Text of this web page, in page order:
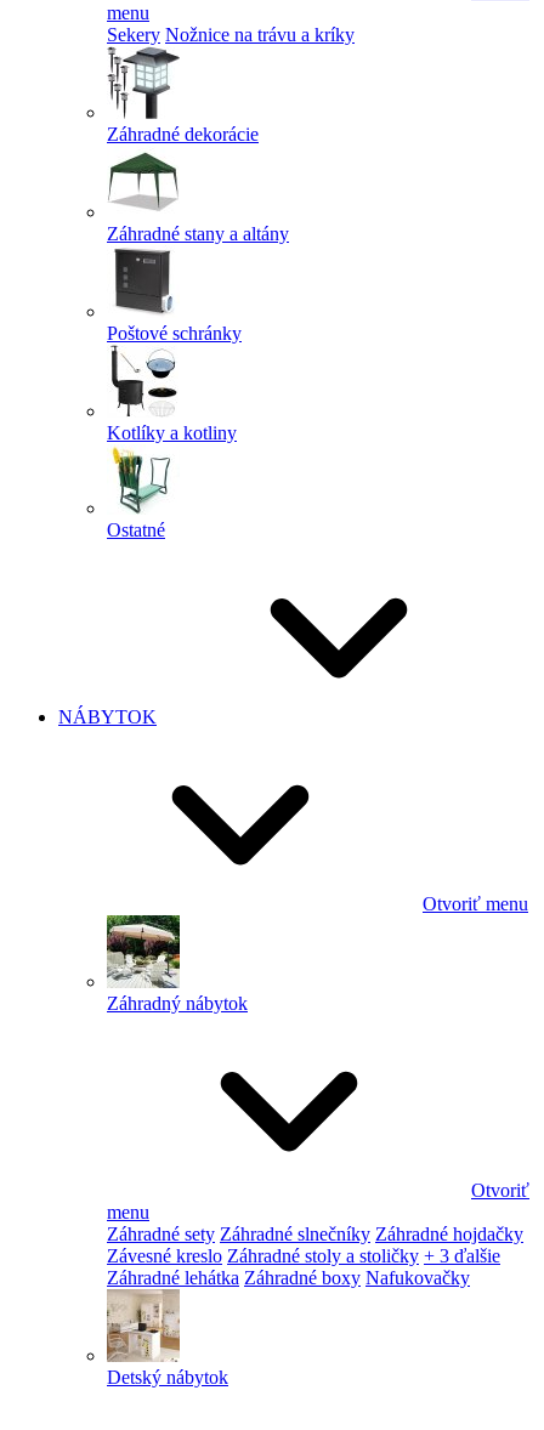
menu
Sekery Nožnice na trávu a kríky
Záhradné dekorácie
Záhradné stany a altány
Poštové schránky
Kotlíky a kotliny
Ostatné
NÁBYTOK
Otvoriť menu
Záhradný nábytok
Otvoriť
menu
Záhradné sety Záhradné slnečníky Záhradné hojdačky
Závesné kreslo Záhradné stoly a stoličky + 3 ďalšie
Záhradné lehátka Záhradné boxy Nafukovačky
Detský nábytok